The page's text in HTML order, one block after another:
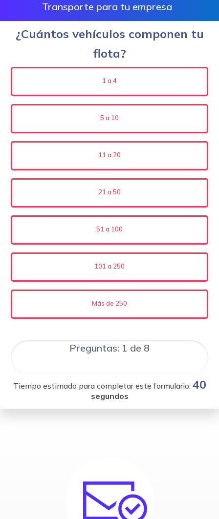
Transporte para tu empresa
¿Cuántos vehículos componen tu
flota?
1 a 4
5 a 10
11 a 20
21 a 50
51 a 100
101 a 250
Más de 250
Preguntas: 1 de 8
Tiempo estimado para completar este formulario: 40
segundos